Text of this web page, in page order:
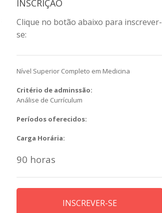
INSCRIÇÃO
Clique no botão abaixo para inscrever-
se:
Nível Superior Completo em Medicina
Critério de adminssão:
Análise de Currículum
Períodos oferecidos:
Carga Horária:
90 horas
INSCREVER-SE